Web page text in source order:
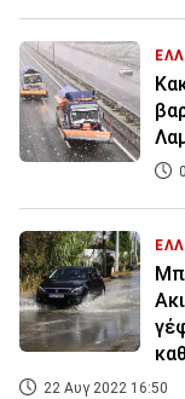
22 Αυγ 2022 16:50